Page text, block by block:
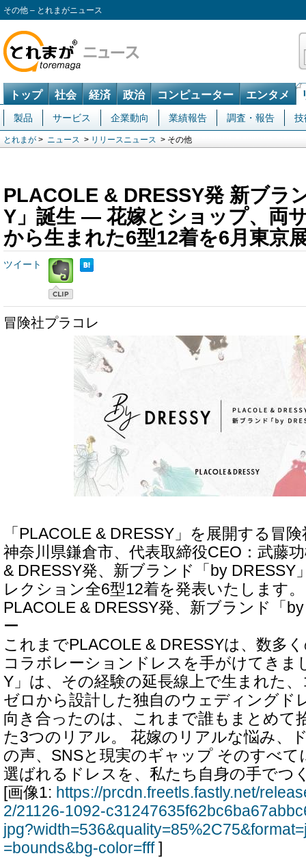
その他 – とれまがニュース
トップ 社会 経済 政治 コンピューター エンタメ
製品 サービス 企業動向 業績報告 調査・報告 技
とれまが > ニュース > リリースニュース > その他
PLACOLE & DRESSY発 新ブラ
Y」誕生 ― 花嫁とショップ、両
から生まれた6型12着を6月東京
ツイート
冒険社プラコレ
「PLACOLE & DRESSY」を展開する冒
神奈川県鎌倉市、代表取締役CEO：武藤
& DRESSY発、新ブランド「by DRESSY
レクション全6型12着を発表いたします。
PLACOLE & DRESSY発、新ブランド「
ー
これまでPLACOLE & DRESSYは、数多
コラボレーションドレスを手がけてきま
Y」は、その経験の延長線上で生まれた
ゼロから設計した独自のウェディングド
向き合ったのは、これまで誰もまとめて
た3つのリアル。 花嫁のリアルな悩み、
の声、SNSと現実のギャップ そのすべて
選ばれるドレスを、私たち自身の手でつ
[画像1: https://prcdn.freetls.fastly.net/
2/21126-1092-
=bounds&bg-color=fff]